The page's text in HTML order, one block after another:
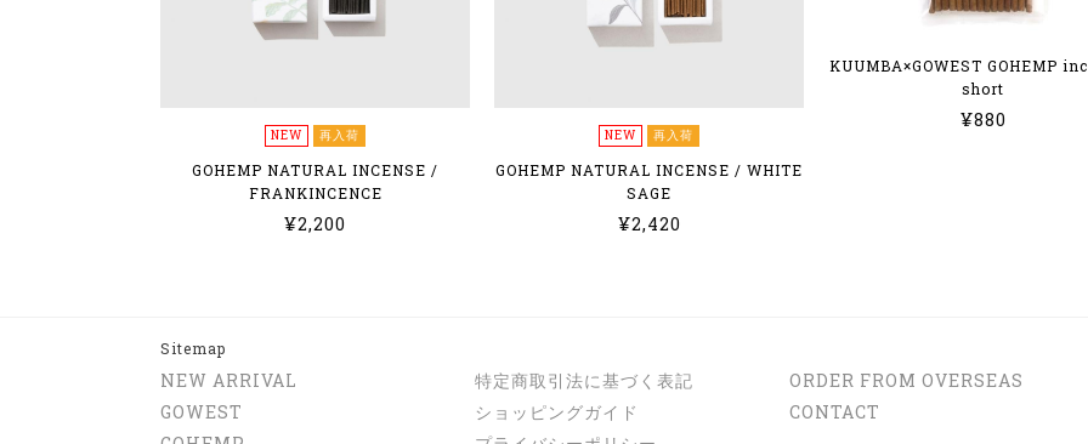
NEW 再入荷
GOHEMP NATURAL INCENSE /
FRANKINCENCE
¥2,200
NEW 再入荷
GOHEMP NATURAL INCENSE / WHITE
SAGE
¥2,420
KUUMBA×GOWEST GOHEMP
short
¥880
Sitemap
NEW ARRIVAL
GOWEST
特定商取引法に基づく表記
ショッピングガイド
ORDER FROM OVERSEAS
CONTACT